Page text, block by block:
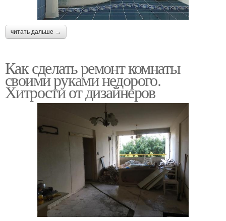
читать дальше →
Как сделать ремонт комнаты
своими руками недорого.
Хитрости от дизайнеров